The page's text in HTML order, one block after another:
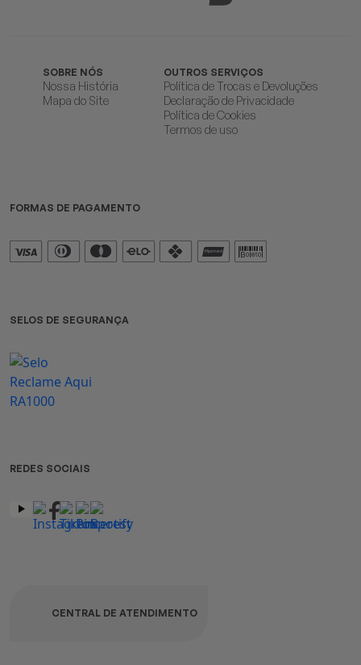
SOBRE NÓS
Nossa História
Mapa do Site
OUTROS SERVIÇOS
Política de Trocas e Devoluções
Declaração de Privacidade
Política de Cookies
Termos de uso
FORMAS DE PAGAMENTO
SELOS DE SEGURANÇA
REDES SOCIAIS
CENTRAL DE ATENDIMENTO